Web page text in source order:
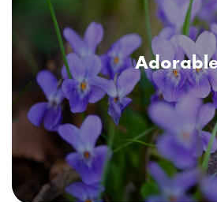
Un parfum fin, floral, ca sentimentul
te face să zâmbești. Un amestec de
iasomie, tuberoze și petale de
vanilie și mosc.